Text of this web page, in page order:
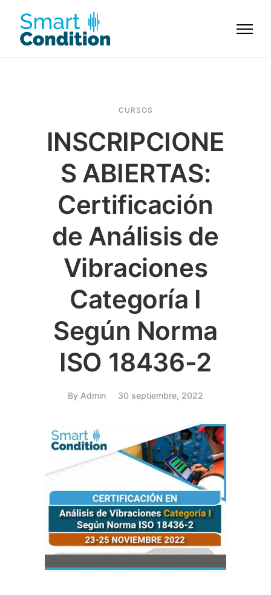
CURSOS
INSCRIPCIONE
S ABIERTAS:
Certificación
de Análisis de
Vibraciones
Categoría I
Según Norma
ISO 18436-2
By Admin 30 septiembre, 2022